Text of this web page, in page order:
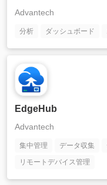
Advantech
分析 ダッシュボード
EdgeHub
Advantech
集中管理 データ収集
リモートデバイス管理